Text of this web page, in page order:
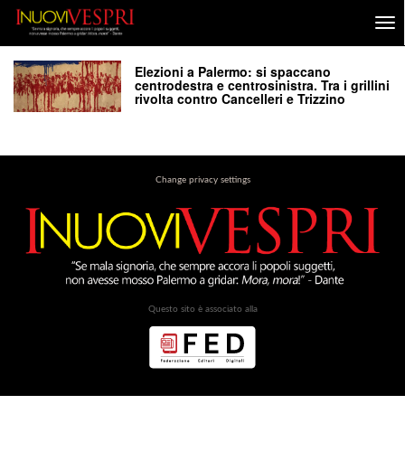
Elezioni a Palermo: si spaccano
centrodestra e centrosinistra. Tra i grillini
rivolta contro Cancelleri e Trizzino
Change privacy settings
Questo sito è associato alla